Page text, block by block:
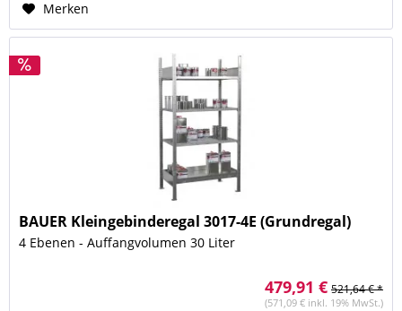
Merken
BAUER Kleingebinderegal 3017-4E (Grundregal)
4 Ebenen - Auffangvolumen 30 Liter
479,91 € 521,64 € *
(571,09 € inkl. 19% MwSt.)